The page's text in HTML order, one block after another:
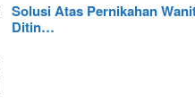
Solusi Atas Pernikahan
Ditin…